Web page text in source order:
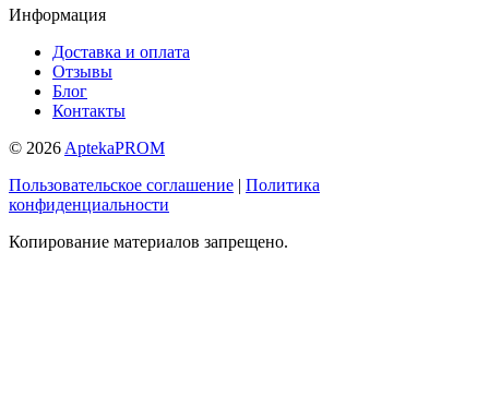
Информация
Доставка и оплата
Отзывы
Блог
Контакты
© 2026 AptekaPROM
Пользовательское соглашение | Политика
конфиденциальности
Копирование материалов запрещено.